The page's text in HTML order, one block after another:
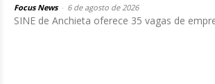
Focus News 6 de agosto de 2026
SINE de Anchieta oferece 35 vagas de